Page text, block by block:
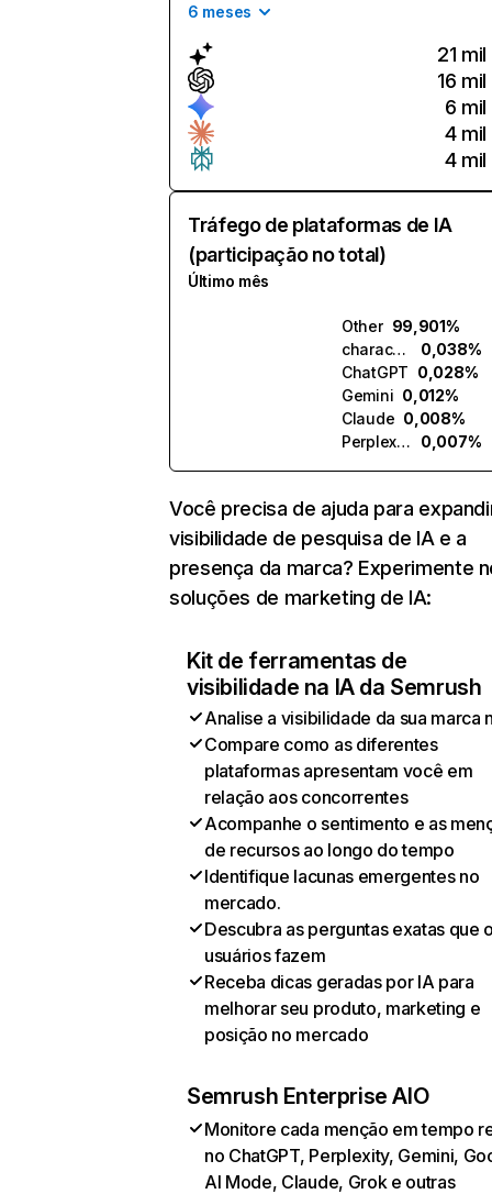
6 meses
21 mil
16 mil
6 mil
4 mil
4 mil
Tráfego de plataformas de IA
(participação no total)
Último mês
Other 99,901%
character.ai
0,038%
ChatGPT 0,028%
Gemini 0,012%
Claude 0,008%
Perplexity
0,007%
Você precisa de ajuda para
visibilidade de pesquisa de IA e a
presença da marca? Experimente
soluções de marketing de IA:
Kit de ferramentas de
visibilidade na IA da Semrush
Analise a visibilidade da sua marca
Compare como as diferentes
plataformas apresentam você em
relação aos concorrentes
Acompanhe o sentimento e as
de recursos ao longo do tempo
Identifique lacunas emergentes no
mercado.
Descubra as perguntas exatas que
usuários fazem
Receba dicas geradas por IA para
melhorar seu produto, marketing e
posição no mercado
Semrush Enterprise AIO
Monitore cada menção em tempo
no ChatGPT, Perplexity, Gemini,
AI Mode, Claude, Grok e outras